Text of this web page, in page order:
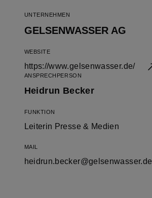
UNTERNEHMEN
GELSENWASSER AG
WEBSITE
https://www.gelsenwasser.de/
ANSPRECHPERSON
Heidrun Becker
FUNKTION
Leiterin Presse & Medien
MAIL
heidrun.becker@gelsenwasser.de